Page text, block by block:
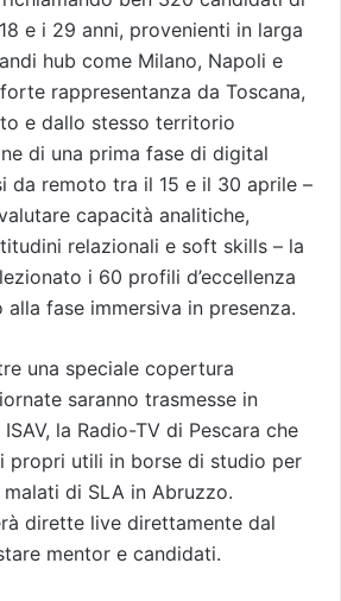
e i 29 anni, provenienti in larga
hub come Milano, Napoli e
rappresentanza da Toscana,
e dallo stesso territorio
di una prima fase di digital
da remoto tra il 15 e il 30 aprile –
capacità analitiche,
relazionali e soft skills – la
i 60 profili d’eccellenza
fase immersiva in presenza.
una speciale copertura
saranno trasmesse in
la Radio-TV di Pescara che
propri utili in borse di studio per
di SLA in Abruzzo.
dirette live direttamente dal
mentor e candidati.